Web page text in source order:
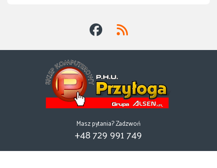
Masz pytania? Zadzwoń
+48 729 991 749